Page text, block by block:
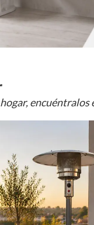
encuéntralos